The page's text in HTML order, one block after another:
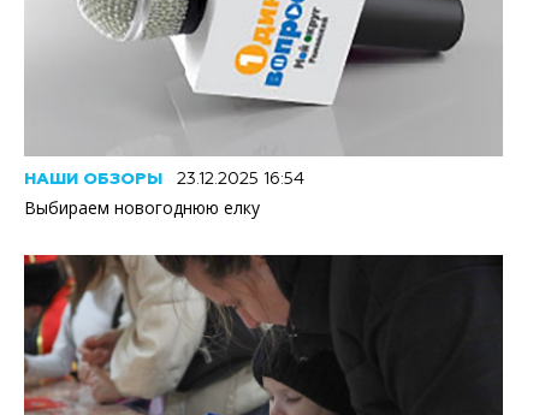
НАШИ ОБЗОРЫ 23.12.2025 16:54
Выбираем новогоднюю елку